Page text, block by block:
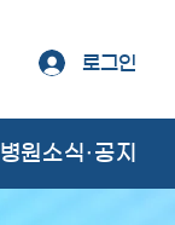
병원소식·공지
로그인